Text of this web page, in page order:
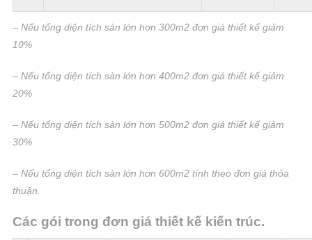
– Nếu tổng diện tích sàn lớn hơn 300m2 đơn giá thiết kế giảm
10%
– Nếu tổng diện tích sàn lớn hơn 400m2 đơn giá thiết kế giảm
20%
– Nếu tổng diện tích sàn lớn hơn 500m2 đơn giá thiết kế giảm
30%
– Nếu tổng diện tích sàn lớn hơn 600m2 tính theo đơn giá thỏa
thuận.
Các gói trong đơn giá thiết kế kiến trúc.